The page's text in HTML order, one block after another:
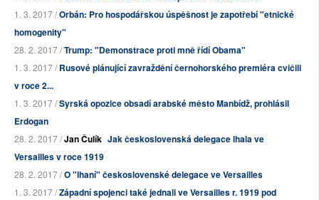
1. 3. 2017 /Orbán: Pro hospodářskou úspěšnost je zapotřebí "etnické
homogenity"
28. 2. 2017 /Trump: "Demonstrace proti mně řídí Obama"
1. 3. 2017 /Rusové plánující zavraždění černohorského premiéra cvičili
v roce 2...
1. 3. 2017 /Syrská opozice obsadí arabské město Manbídž, prohlásil
Erdogan
28. 2. 2017 /Jan Čulík Jak československá delegace lhala ve
Versailles v roce 1919
28. 2. 2017 /O "lhaní" československé delegace ve Versailles
1. 3. 2017 /Západní spojenci také jednali ve Versailles r. 1919 pod